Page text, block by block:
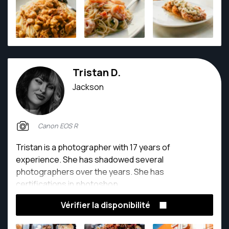
me to consistently deliver high-quality images and
video that resonate with clients. Whether behind the
lens at a car show, corporate event, or lifestyle
shoot, My dedication to excellence is evident in
every project.
Tristan D.
Jackson
Canon EOS R
Tristan is a photographer with 17 years of
experience. She has shadowed several
photographers over the years. She has
certifications in photoshop.
Vérifier la disponibilité